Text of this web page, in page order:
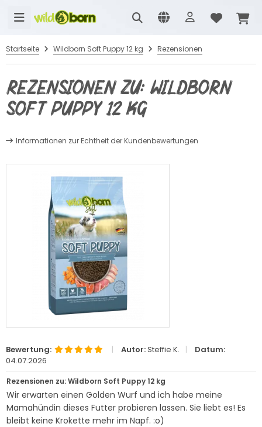
Startseite Wildborn Soft Puppy 12 kg Rezensionen
Rezensionen zu: Wildborn
Soft Puppy 12 kg
Informationen zur Echtheit der Kundenbewertungen
Bewertung: | Autor:Steffie K. |
Datum:
04.07.2026
Rezensionen zu: Wildborn Soft Puppy 12 kg
Wir erwarten einen Golden Wurf und ich habe meine
Mamahündin dieses Futter probieren lassen. Sie liebt es! Es
bleibt keine Krokette mehr im Napf. :o)